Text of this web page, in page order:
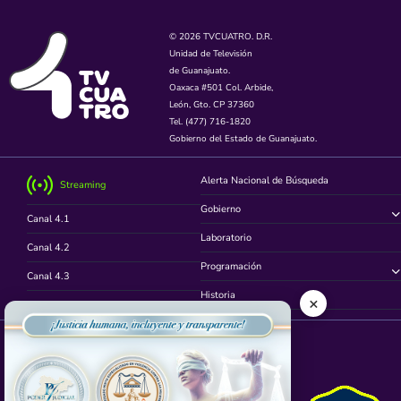
© 2026 TVCUATRO. D.R.
Unidad de Televisión
de Guanajuato.
Oaxaca #501 Col. Arbide,
León, Gto. CP 37360
Tel. (477) 716-1820
Gobierno del Estado de Guanajuato.
Streaming
Canal 4.1
Canal 4.2
Canal 4.3
Canal 4.4
Alerta Nacional de Búsqueda
Gobierno
Laboratorio
Programación
Historia
Síguenos en
×